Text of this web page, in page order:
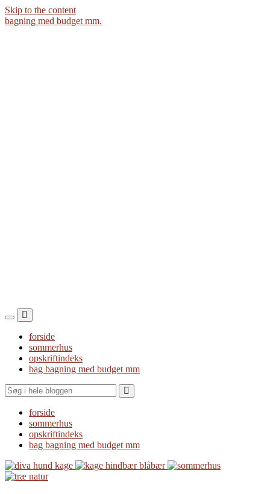
Skip to the content
bagning med budget mm.
Toggle
mobile
menu
Toggle
the
search
field
forside
sommerhus
opskriftindeks
bag bagning med budget mm
forside
sommerhus
opskriftindeks
bag bagning med budget mm